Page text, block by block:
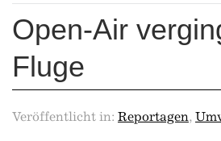
Open-Air
Fluge
Veröffentlicht in: Reportagen,